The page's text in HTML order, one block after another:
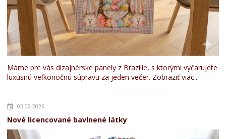
Máme pre vás dizajnérske panely z Brazílie, s ktorými vyčarujete
luxusnú veľkonočnú súpravu za jeden večer. Zobraziť viac...
03.02.2026
Nové licencované bavlnené látky